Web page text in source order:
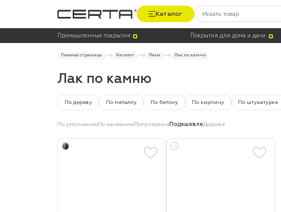
Каталог
Промышленные покрытия Покрытия для дома и дачи
Главная страница Каталог Лаки Лак по камню
Лак по камню
По дереву По металлу По бетону По кирпичу По штукатурке
Цвет Тара
По умолчаниюПо названиюПопулярныеПодешевлеДороже